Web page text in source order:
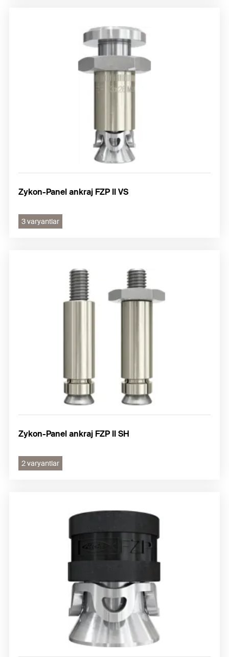
Zykon-Panel ankraj FZP II VS
3 varyantlar
Zykon-Panel ankraj FZP II SH
2 varyantlar